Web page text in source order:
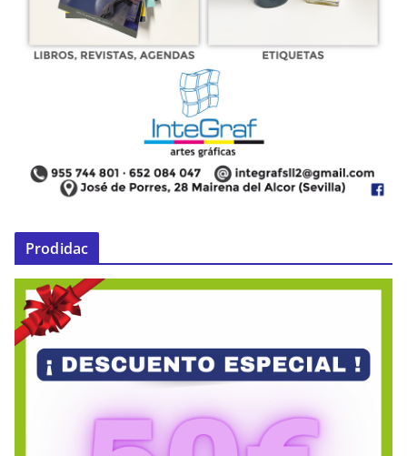
Prodidac